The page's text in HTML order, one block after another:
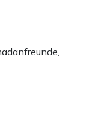
seine Werke
sind auch
Trump und
er auch noch auf
abgeholt wird, hat
wird immer